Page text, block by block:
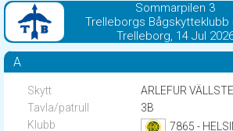
Sommarpilen 3
Trelleborgs Bågskytteklubb
Trelleborg, 14 Jul
A
ARLEFUR
3B
7865 -